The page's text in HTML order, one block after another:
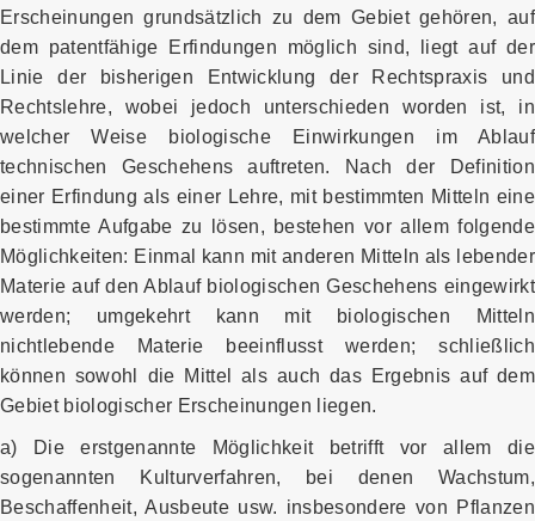
Erscheinungen grundsätzlich zu dem Gebiet gehören, auf
dem patentfähige Erfindungen möglich sind, liegt auf der
Linie der bisherigen Entwicklung der Rechtspraxis und
Rechtslehre, wobei jedoch unterschieden worden ist, in
welcher Weise biologische Einwirkungen im Ablauf
technischen Geschehens auftreten. Nach der Definition
einer Erfindung als einer Lehre, mit bestimmten Mitteln eine
bestimmte Aufgabe zu lösen, bestehen vor allem folgende
Möglichkeiten: Einmal kann mit anderen Mitteln als lebender
Materie auf den Ablauf biologischen Geschehens eingewirkt
werden; umgekehrt kann mit biologischen Mitteln
nichtlebende Materie beeinflusst werden; schließlich
können sowohl die Mittel als auch das Ergebnis auf dem
Gebiet biologischer Erscheinungen liegen.
a) Die erstgenannte Möglichkeit betrifft vor allem die
sogenannten Kulturverfahren, bei denen Wachstum,
Beschaffenheit, Ausbeute usw. insbesondere von Pflanzen